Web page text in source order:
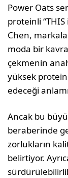
Power Oats
proteinli
Chen,
moda bir
çekmenin
yüksek
edeceği
Ancak bu
beraberinde
zorlukların
belirtiyor.